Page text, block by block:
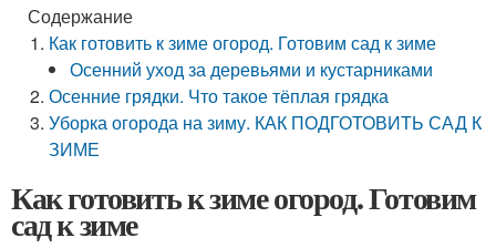
Содержание
Как готовить к зиме огород. Готовим сад к зиме
Осенний уход за деревьями и кустарниками
Осенние грядки. Что такое тёплая грядка
Уборка огорода на зиму. КАК ПОДГОТОВИТЬ САД К
ЗИМЕ
Как готовить к зиме огород. Готовим
сад к зиме